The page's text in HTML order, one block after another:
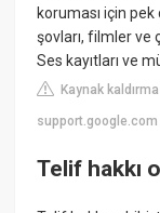
koruması için
şovları, filmler ve
Ses kayıtları ve
Kaynak
support.google.com
Telif hakkı